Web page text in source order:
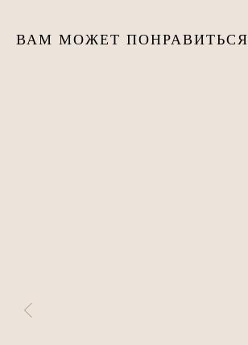
ВАМ МОЖЕТ ПОНРАВИТЬСЯ